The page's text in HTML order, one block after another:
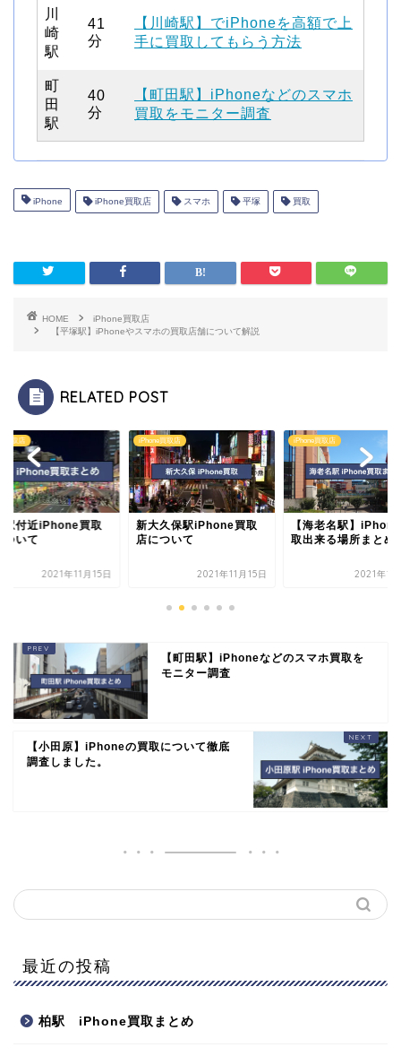
川
崎
駅
41
分
【川崎駅】でiPhoneを高額で上
手に買取してもらう方法
町
田
駅
40
分
【町田駅】iPhoneなどのスマホ
買取をモニター調査
iPhone iPhone買取店 スマホ 平塚 買取
HOME
iPhone買取店
【平塚駅】iPhoneやスマホの買取店舗について解説
RELATED POST
買取店
駅付近iPhone買取
ついて
2021年11月15日
iPhone買取店
新大久保駅iPhone買取
店について
2021年11月15日
iPhone買取店
【海老名駅】
取出来る場所まとめ
2021年1
【町田駅】iPhoneなどのスマホ買取を
モニター調査
【小田原】iPhoneの買取について徹底
調査しました。
最近の投稿
柏駅 iPhone買取まとめ